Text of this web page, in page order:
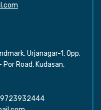
Urjanagar-1, Opp.
Road, Kudasan,
9723932444